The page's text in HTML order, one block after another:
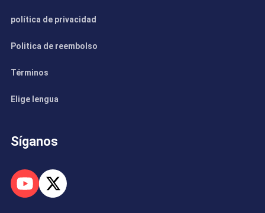
política de privacidad
Politica de reembolso
Términos
Elige lengua
Síganos